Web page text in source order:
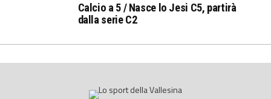
Calcio a 5 / Nasce lo Jesi C5, partirà
dalla serie C2